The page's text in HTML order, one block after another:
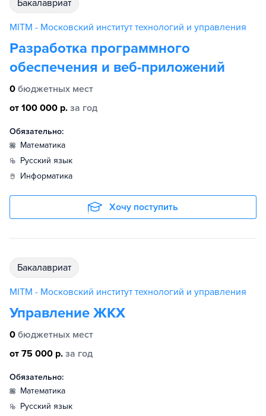
бакалавриат
MITM - Московский институт технологий и управления
Разработка программного
обеспечения и веб-приложений
0 бюджетных мест
от 100 000 р. за год
Обязательно:
математика
русский язык
информатика
Хочу поступить
бакалавриат
MITM - Московский институт технологий и управления
Управление ЖКХ
0 бюджетных мест
от 75 000 р. за год
Обязательно:
математика
русский язык